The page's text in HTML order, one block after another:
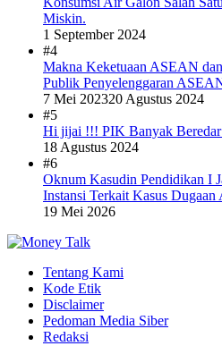
Miskin.
1 September 2024
#4
Makna Keketuaan ASEAN
Publik Penyelenggaran
7 Mei 202320 Agustus 2024
#5
Hi jijai !!! PIK Banyak
18 Agustus 2024
#6
Oknum Kasudin Pendidikan I
Instansi Terkait Kasus Dugaan
19 Mei 2026
Tentang Kami
Kode Etik
Disclaimer
Pedoman Media Siber
Redaksi